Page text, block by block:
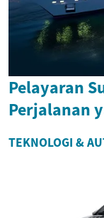
Pelayaran
Perjalanan
TEKNOLOGI &